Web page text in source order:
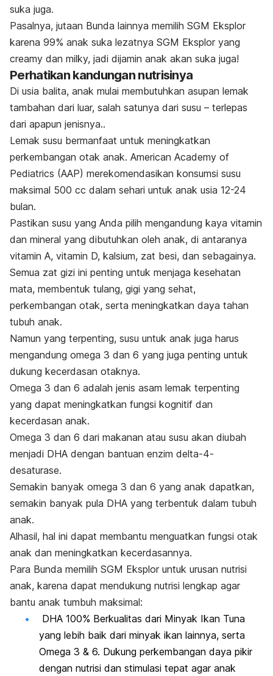
suka juga.
Pasalnya, jutaan Bunda lainnya memilih SGM Eksplor
karena 99% anak suka lezatnya SGM Eksplor yang
creamy dan milky, jadi dijamin anak akan suka juga!
Perhatikan kandungan nutrisinya
Di usia balita, anak mulai membutuhkan asupan lemak
tambahan dari luar, salah satunya dari susu – terlepas
dari apapun jenisnya..
Lemak susu bermanfaat untuk meningkatkan
perkembangan otak anak. American Academy of
Pediatrics (AAP) merekomendasikan konsumsi susu
maksimal 500 cc dalam sehari untuk anak usia 12-24
bulan.
Pastikan susu yang Anda pilih mengandung kaya vitamin
dan mineral yang dibutuhkan oleh anak, di antaranya
vitamin A, vitamin D, kalsium, zat besi, dan sebagainya.
Semua zat gizi ini penting untuk menjaga kesehatan
mata, membentuk tulang, gigi yang sehat,
perkembangan otak, serta meningkatkan daya tahan
tubuh anak.
Namun yang terpenting, susu untuk anak juga harus
mengandung omega 3 dan 6 yang juga penting untuk
dukung kecerdasan otaknya.
Omega 3 dan 6 adalah jenis asam lemak terpenting
yang dapat meningkatkan fungsi kognitif dan
kecerdasan anak.
Omega 3 dan 6 dari makanan atau susu akan diubah
menjadi DHA dengan bantuan enzim delta-4-
desaturase.
Semakin banyak omega 3 dan 6 yang anak dapatkan,
semakin banyak pula DHA yang terbentuk dalam tubuh
anak.
Alhasil, hal ini dapat membantu menguatkan fungsi otak
anak dan meningkatkan kecerdasannya.
Para Bunda memilih SGM Eksplor untuk urusan nutrisi
anak, karena dapat mendukung nutrisi lengkap agar
bantu anak tumbuh maksimal:
DHA 100% Berkualitas dari Minyak Ikan Tuna
yang lebih baik dari minyak ikan lainnya, serta
Omega 3 & 6. Dukung perkembangan daya pikir
dengan nutrisi dan stimulasi tepat agar anak